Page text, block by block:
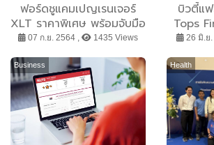
ฟอร์ดชูแคมเปญเรนเจอร์
XLT ราคาพิเศษ พร้อมจับมือ
ผู้จำหน่ายไลฟ์สดแจกคูปอง
ส่วนลดลาซาด้า
07 ก.ย. 2564 , 1435 Views
บิวตี้แ
Tops
เต็มพา
ขบวนบิ
แบรนด์
26 มิ.ย
Business Health